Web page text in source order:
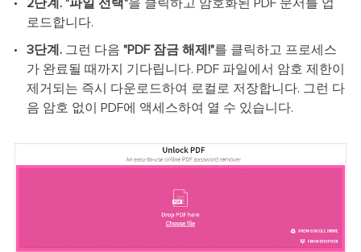
2단계. "파일 선택"을 클릭하고 암호화된 PDF 문서를 업
로드합니다.
3단계.그런 다음 "PDF 잠금 해제!"를 클릭하고 프로세스
가 완료될 때까지 기다립니다. PDF 파일에서 암호 제한이
제거되는 즉시 다운로드하여 로컬로 저장합니다. 그런 다
음 암호 없이 PDF에 액세스하여 열 수 있습니다.